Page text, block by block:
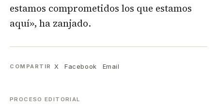
estamos comprometidos los que estamos
aquí», ha zanjado.
COMPARTIR X Facebook Email
PROCESO EDITORIAL